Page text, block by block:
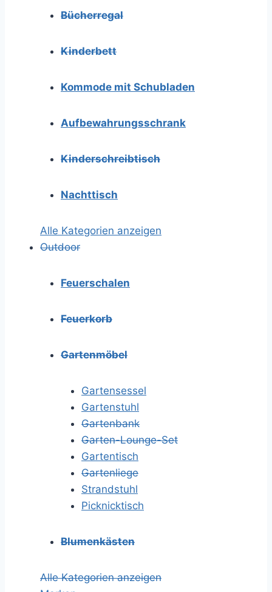
Bücherregal
Kinderbett
Kommode mit Schubladen
Aufbewahrungsschrank
Kinderschreibtisch
Nachttisch
Alle Kategorien anzeigen
Outdoor
Feuerschalen
Feuerkorb
Gartenmöbel
Gartensessel
Gartenstuhl
Gartenbank
Garten-Lounge-Set
Gartentisch
Gartenliege
Strandstuhl
Picknicktisch
Blumenkästen
Alle Kategorien anzeigen